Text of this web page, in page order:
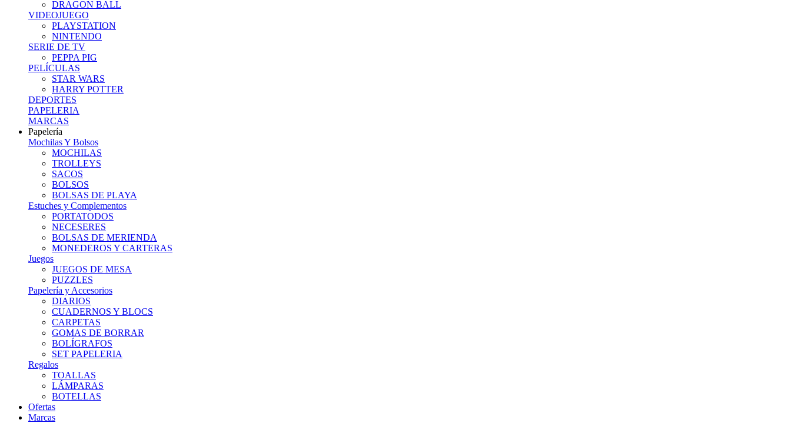
DRAGON BALL
VIDEOJUEGO
PLAYSTATION
NINTENDO
SERIE DE TV
PEPPA PIG
PELÍCULAS
STAR WARS
HARRY POTTER
DEPORTES
PAPELERIA
MARCAS
Papelería
Mochilas Y Bolsos
MOCHILAS
TROLLEYS
SACOS
BOLSOS
BOLSAS DE PLAYA
Estuches y Complementos
PORTATODOS
NECESERES
BOLSAS DE MERIENDA
MONEDEROS Y CARTERAS
Juegos
JUEGOS DE MESA
PUZZLES
Papelería y Accesorios
DIARIOS
CUADERNOS Y BLOCS
CARPETAS
GOMAS DE BORRAR
BOLÍGRAFOS
SET PAPELERIA
Regalos
TOALLAS
LÁMPARAS
BOTELLAS
Ofertas
Marcas